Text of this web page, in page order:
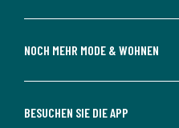
NOCH MEHR MODE & WOHNEN
BESUCHEN SIE DIE APP